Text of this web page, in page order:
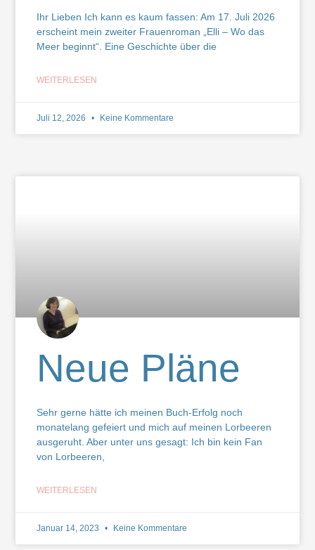
Ihr Lieben Ich kann es kaum fassen: Am 17. Juli 2026
erscheint mein zweiter Frauenroman „Elli – Wo das
Meer beginnt“. Eine Geschichte über die
WEITERLESEN
Juli 12, 2026 Keine Kommentare
Neue Pläne
Sehr gerne hätte ich meinen Buch-Erfolg noch
monatelang gefeiert und mich auf meinen Lorbeeren
ausgeruht. Aber unter uns gesagt: Ich bin kein Fan
von Lorbeeren,
WEITERLESEN
Januar 14, 2023 Keine Kommentare